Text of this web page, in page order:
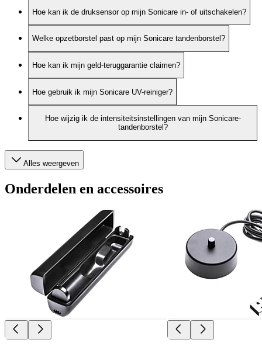
Hoe kan ik de druksensor op mijn Sonicare in- of uitschakelen?
Welke opzetborstel past op mijn Sonicare tandenborstel?
Hoe kan ik mijn geld-teruggarantie claimen?
Hoe gebruik ik mijn Sonicare UV-reiniger?
Hoe wijzig ik de intensiteitsinstellingen van mijn Sonicare-
tandenborstel?
Alles weergeven
Onderdelen en accessoires